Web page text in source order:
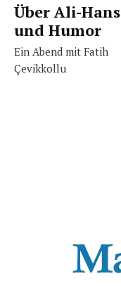
Über Ali-Hans
und Humor
Ein Abend mit Fatih
Çevikkollu